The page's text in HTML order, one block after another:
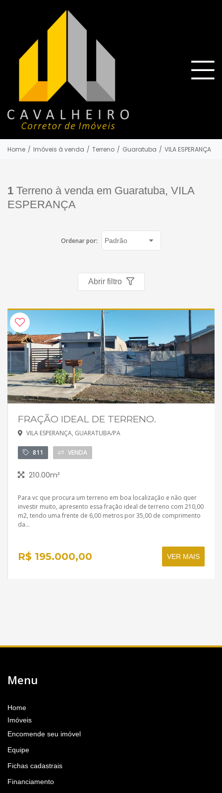
Home / Imóveis à venda / Terreno / Guaratuba / VILA ESPERANÇA
1 Terreno à venda em Guaratuba, VILA
ESPERANÇA
Ordenar por:
Abrir filtro
FRAÇÃO IDEAL DE TERRENO.
VILA ESPERANÇA, GUARATUBA/PA
811 VENDA
210.00m²
Para vc que procura um terreno em boa localização e não quer
investir muito, apresento essa fração ideal de terreno com 210,00
m2, tendo uma frente de 6,00 metros por 35,00 de comprimento
da...
R$ 195.000,00 VER MAIS
Menu
Home
Imóveis
Encomende seu imóvel
Equipe
Fichas cadastrais
Financiamento